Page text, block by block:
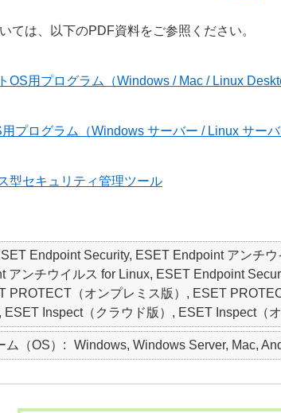
ては、以下のPDF資料をご参照ください。
OS用プログラム（Windows / Mac / Linux
プログラム（Windows サーバー / Linux サーバ
型セキュリティ管理ツール
Endpoint Security, ESET Endpoint アンチ
アンチウイルス for Linux, ESET Endpoint
PROTECT（オンプレミス版）, ESET
ESET Inspect（クラウド版）, ESET Inspect（
（OS） Windows, Windows Server, Mac,